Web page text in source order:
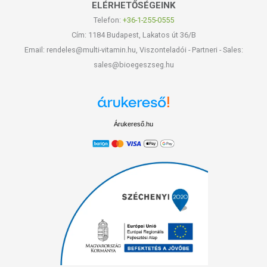
ELÉRHETŐSÉGEINK
Telefon: +36-1-255-0555
Cím: 1184 Budapest, Lakatos út 36/B
Email: rendeles@multi-vitamin.hu, Viszonteladói - Partneri - Sales:
sales@bioegeszseg.hu
Árukereső.hu